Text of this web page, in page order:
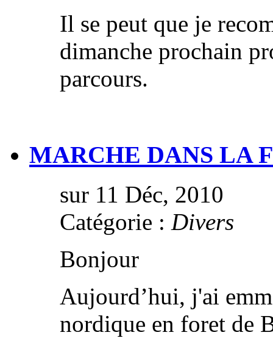
Il se peut que je
dimanche prochain
parcours.
MARCHE DANS LA
sur 11 Déc, 2010
Catégorie : Divers
Bonjour
Aujourd’hui, j'ai
nordique en foret de